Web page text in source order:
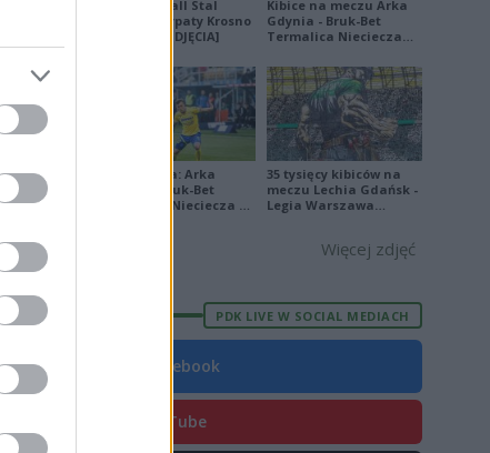
FORMA
Derby Ekoball Stal
Sanok - Karpaty Krosno
na remis [ZDJĘCIA]
Kibice na meczu Arka
Gdynia - Bruk-Bet
Termalica Nieciecza
Ekstraklasa: Arka
Gdynia - Bruk-Bet
Termalica Nieciecza 2-
35 tysięcy kibiców na
meczu Lechia Gdańsk -
Legia Warszawa
Więcej zdjęć
PDK LIVE W SOCIAL MEDIACH
Facebook
YouTube